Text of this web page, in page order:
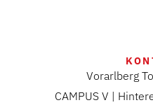
Vorarlberg
CAMPUS V |